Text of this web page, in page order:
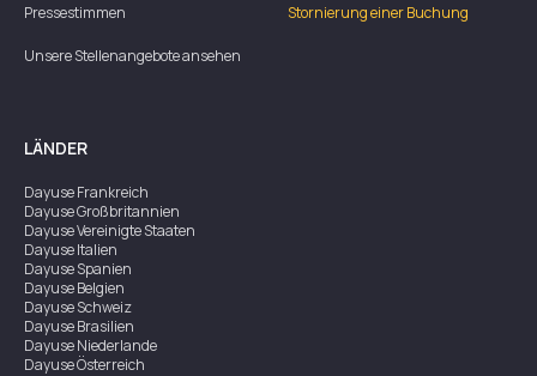
Pressestimmen
Unsere Stellenangebote ansehen
Stornierung einer Buchung
LÄNDER
DayuseFrankreich
DayuseGroßbritannien
DayuseVereinigte Staaten
DayuseItalien
DayuseSpanien
DayuseBelgien
DayuseSchweiz
DayuseBrasilien
DayuseNiederlande
DayuseÖsterreich